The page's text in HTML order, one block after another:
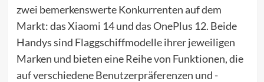
zwei bemerkenswerte Konkurrenten auf dem
Markt: dasXiaomi 14und dasOnePlus 12. Beide
Handys sind Flaggschiffmodelle ihrer jeweiligen
Marken und bieten eine Reihe von Funktionen, die
auf verschiedene Benutzerpräferenzen und -